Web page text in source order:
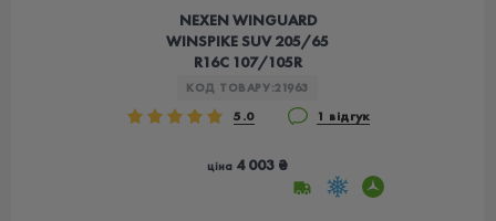
NEXEN WINGUARD
WINSPIKE SUV 205/65
R16C 107/105R
КОД ТОВАРУ:21963
5.0 1 відгук
ціна 4 003 ₴